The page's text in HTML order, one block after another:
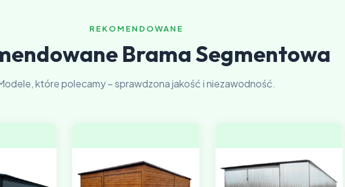
REKOMENDOWANE
Brama Segmentowa
które polecamy – sprawdzona jakość i niezawodność.